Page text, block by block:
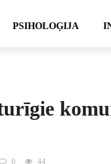
PSIHOLOĢIJA
0 44